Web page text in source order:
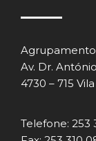
Agrupamento
Av. Dr.
4730 – 715
Telefone: 253